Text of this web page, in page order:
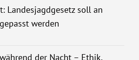
Landesjagdgesetz soll an
werden
der Nacht – Ethik,